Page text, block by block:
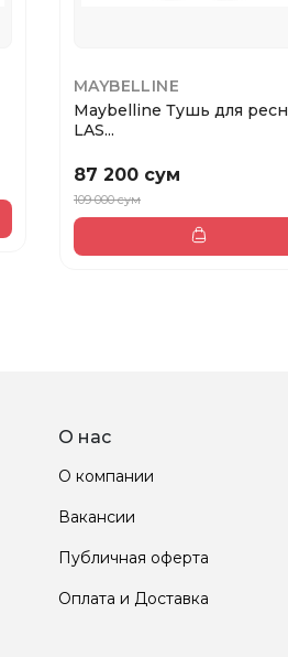
MAYBELLINE
Maybelline Тушь для
LAS...
87 200 сум
109 000 сум
О нас
О компании
Вакансии
Публичная оферта
Оплата и Доставка